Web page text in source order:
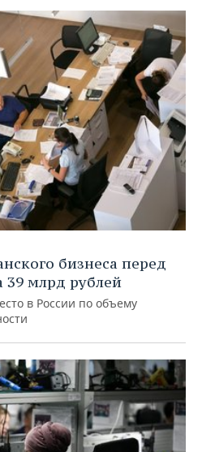
бизнеса перед
39 млрд рублей
в России по объему